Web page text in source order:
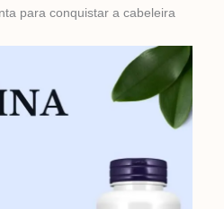
para conquistar a cabeleira